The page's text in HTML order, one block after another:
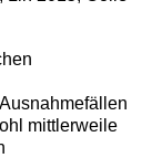
mittlerweile